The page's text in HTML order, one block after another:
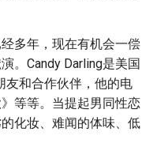
多年，现在有机会一偿
。Candy Darling是美国
友和合作伙伴，他的电
等等。当提起男同性恋
化妆、难闻的体味、低